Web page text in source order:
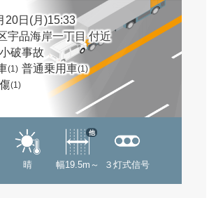
20日(月)15:33
宇品海岸一丁目 付近
破事故
(1) 普通乗用車(1)
(1)
晴 幅19.5m～
他
３灯式信号